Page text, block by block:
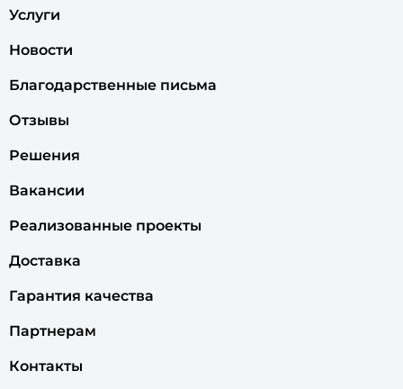
Услуги
Новости
Благодарственные письма
Отзывы
Решения
Вакансии
Реализованные проекты
Доставка
Гарантия качества
Партнерам
Контакты